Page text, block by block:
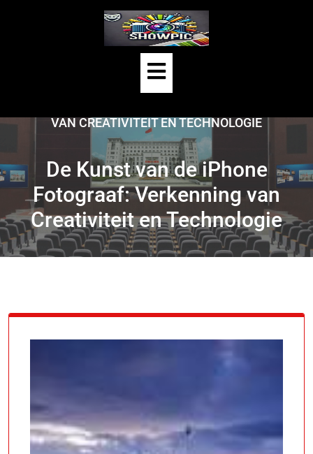
Open
Button
VAN CREATIVITEIT EN TECHNOLOGIE
De Kunst van de iPhone
Fotograaf: Verkenning van
Creativiteit en Technologie